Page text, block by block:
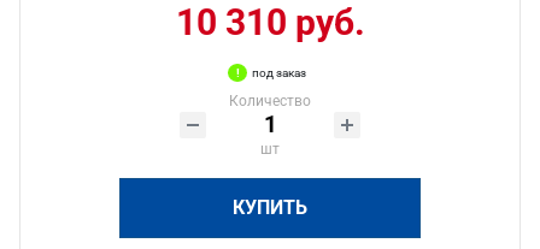
10 310 руб.
под заказ
Количество
шт
КУПИТЬ